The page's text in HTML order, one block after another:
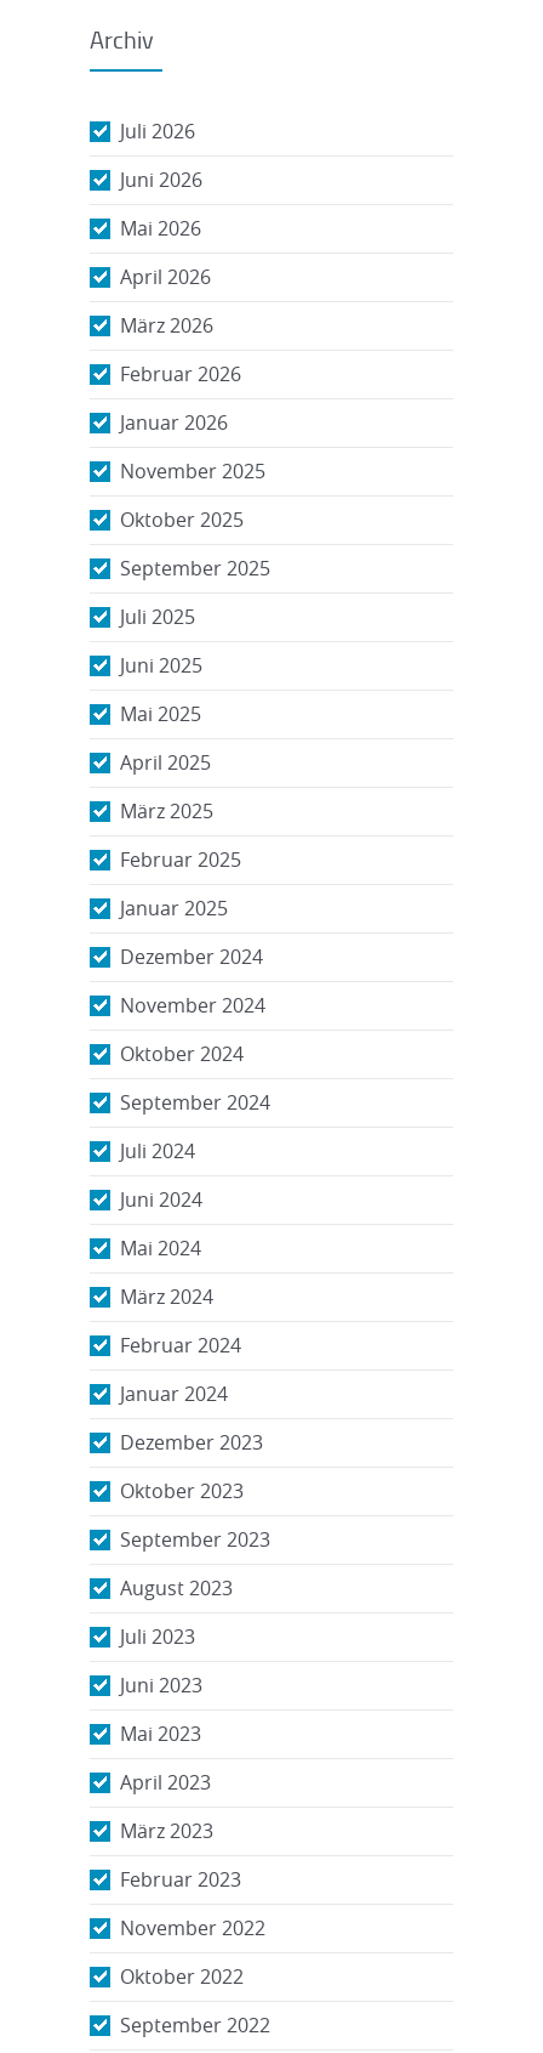
Archiv
Juli 2026
Juni 2026
Mai 2026
April 2026
März 2026
Februar 2026
Januar 2026
November 2025
Oktober 2025
September 2025
Juli 2025
Juni 2025
Mai 2025
April 2025
März 2025
Februar 2025
Januar 2025
Dezember 2024
November 2024
Oktober 2024
September 2024
Juli 2024
Juni 2024
Mai 2024
März 2024
Februar 2024
Januar 2024
Dezember 2023
Oktober 2023
September 2023
August 2023
Juli 2023
Juni 2023
Mai 2023
April 2023
März 2023
Februar 2023
November 2022
Oktober 2022
September 2022